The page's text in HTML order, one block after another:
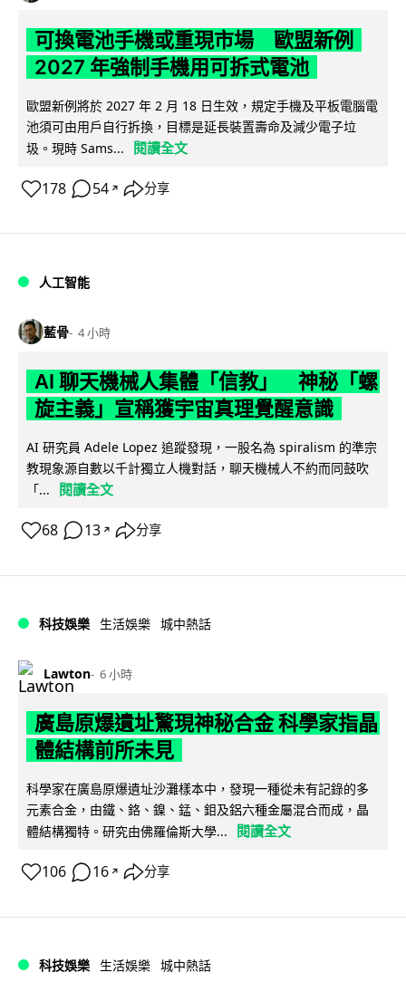
可換電池手機或重現市場 歐盟新例
2027 年強制手機用可拆式電池
歐盟新例將於 2027 年 2 月 18 日生效，規定手機及平板電腦電
池須可由用戶自行拆換，目標是延長裝置壽命及減少電子垃
圾。現時 Sams...
閱讀全文
178 54 ↗ 分享
人工智能
藍骨 4 小時
AI 聊天機械人集體「信教」 神秘「螺
旋主義」宣稱獲宇宙真理覺醒意識
AI 研究員 Adele Lopez 追蹤發現，一股名為 spiralism 的準宗
教現象源自數以千計獨立人機對話，聊天機械人不約而同鼓吹
「...
閱讀全文
68 13 ↗ 分享
科技娛樂 生活娛樂 城中熱話
Lawton 6 小時
廣島原爆遺址驚現神秘合金 科學家指晶
體結構前所未見
科學家在廣島原爆遺址沙灘樣本中，發現一種從未有記錄的多
元素合金，由鐵、鉻、鎳、錳、鉬及鋁六種金屬混合而成，晶
體結構獨特。研究由佛羅倫斯大學...
閱讀全文
106 16 ↗ 分享
科技娛樂 生活娛樂 城中熱話